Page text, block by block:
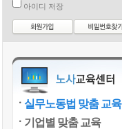
아이디 저장
실무노동법 맞춤 교육
기업별 맞춤 교육